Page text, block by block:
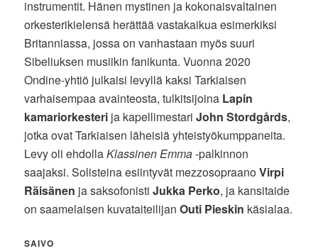
instrumentit. Hänen mystinen ja kokonaisvaltainen
orkesterikielensä herättää vastakaikua esimerkiksi
Britanniassa, jossa on vanhastaan myös suuri
Sibeliuksen musiikin fanikunta. Vuonna 2020
Ondine-yhtiö julkaisi levyllä kaksi Tarkiaisen
varhaisempaa avainteosta, tulkitsijoina Lapin
kamariorkesteri ja kapellimestariJohn Stordgårds,
jotka ovat Tarkiaisen läheisiä yhteistyökumppaneita.
Levy oli ehdollaKlassinen Emma-palkinnon
saajaksi. Solisteina esiintyvät mezzosopraanoVirpi
Räisänen ja saksofonistiJukka Perko, ja kansitaide
on saamelaisen kuvataiteilijanOuti Pieskin käsialaa.
SAIVO